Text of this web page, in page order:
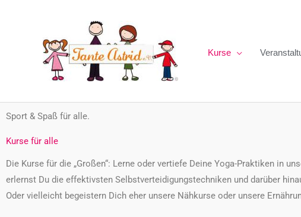
Kurse
Sport & Spaß für alle.
Kurse für alle
Die Kurse für die „Großen“: Lerne oder vertiefe Deine Yoga-Praktiken in
erlernst Du die effektivsten Selbstverteidigungstechniken und darüber
Oder vielleicht begeistern Dich eher unsere Nähkurse oder unsere